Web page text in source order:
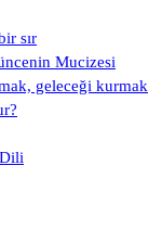
sır
Mucizesi
geleceği kurmak